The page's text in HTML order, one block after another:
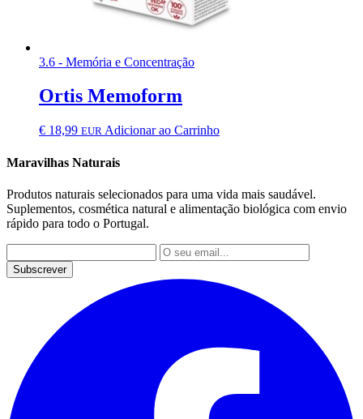
3.6 - Memória e Concentração
Ortis Memoform
€ 18,99 EUR Adicionar ao Carrinho
Maravilhas Naturais
Produtos naturais selecionados para uma vida mais saudável.
Suplementos, cosmética natural e alimentação biológica com envio
rápido para todo o Portugal.
Subscrever